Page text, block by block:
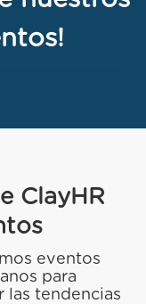
ClayHR
eventos
para
las tendencias